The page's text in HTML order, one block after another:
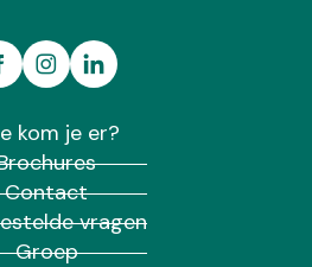
kom je er?
Contact
vragen
Groep